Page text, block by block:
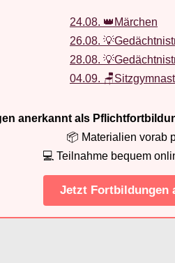
24.08. 👑Märchen
26.08.
28.08.
04.09.
anerkannt als
📦 Materialien vorab
💻 Teilnahme bequem
Jetzt Fortbildungen